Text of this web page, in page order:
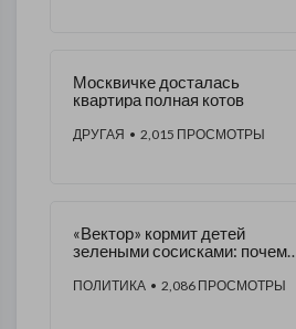
Москвичке досталась
квартира полная котов
ДРУГАЯ • 2,015 ПРОСМОТРЫ
«Вектор» кормит детей
зелеными сосисками: почему
ПОЛИТИКА • 2,086 ПРОСМОТРЫ